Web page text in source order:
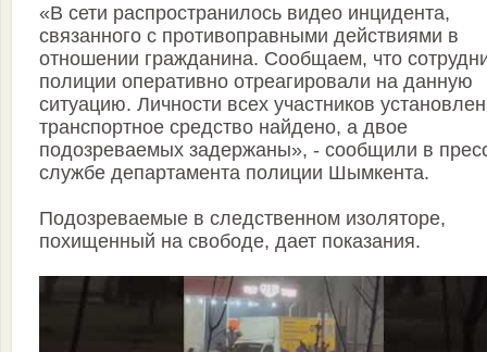
«В сети распространилось видео инцидента,
связанного с противоправными действиями в
отношении гражданина. Сообщаем, что
полиции оперативно отреагировали на данную
ситуацию. Личности всех участников
транспортное средство найдено, а двое
подозреваемых задержаны», - сообщили в
службе департамента полиции Шымкента.
Подозреваемые в следственном изоляторе,
похищенный на свободе, дает показания.